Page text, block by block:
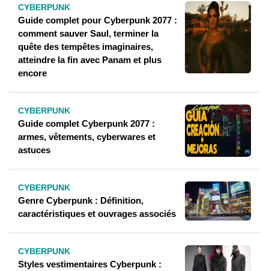
CYBERPUNK
Guide complet pour Cyberpunk 2077 :
comment sauver Saul, terminer la
quête des tempêtes imaginaires,
atteindre la fin avec Panam et plus
encore
CYBERPUNK
Guide complet Cyberpunk 2077 :
armes, vêtements, cyberwares et
astuces
CYBERPUNK
Genre Cyberpunk : Définition,
caractéristiques et ouvrages associés
CYBERPUNK
Styles vestimentaires Cyberpunk :